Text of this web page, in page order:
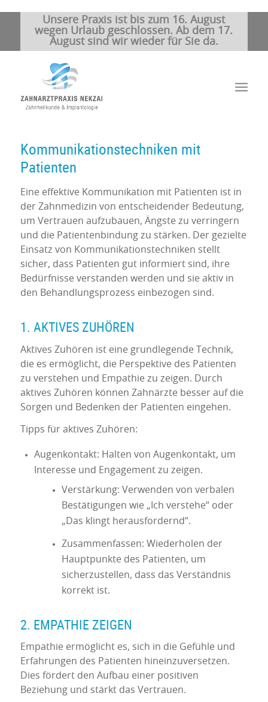
Unsere Praxis ist bis zum 16. August
wegen Urlaub geschlossen. Ab dem 17.
August sind wir wieder für Sie da.
Kommunikationstechniken mit
Patienten
Eine effektive Kommunikation mit Patienten ist in
der Zahnmedizin von entscheidender Bedeutung,
um Vertrauen aufzubauen, Ängste zu verringern
und die Patientenbindung zu stärken. Der gezielte
Einsatz von Kommunikationstechniken stellt
sicher, dass Patienten gut informiert sind, ihre
Bedürfnisse verstanden werden und sie aktiv in
den Behandlungsprozess einbezogen sind.
1. AKTIVES ZUHÖREN
Aktives Zuhören ist eine grundlegende Technik,
die es ermöglicht, die Perspektive des Patienten
zu verstehen und Empathie zu zeigen. Durch
aktives Zuhören können Zahnärzte besser auf die
Sorgen und Bedenken der Patienten eingehen.
Tipps für aktives Zuhören:
Augenkontakt: Halten von Augenkontakt, um
Interesse und Engagement zu zeigen.
Verstärkung: Verwenden von verbalen
Bestätigungen wie „Ich verstehe“ oder
„Das klingt herausfordernd“.
Zusammenfassen: Wiederholen der
Hauptpunkte des Patienten, um
sicherzustellen, dass das Verständnis
korrekt ist.
2. EMPATHIE ZEIGEN
Empathie ermöglicht es, sich in die Gefühle und
Erfahrungen des Patienten hineinzuversetzen.
Dies fördert den Aufbau einer positiven
Beziehung und stärkt das Vertrauen.